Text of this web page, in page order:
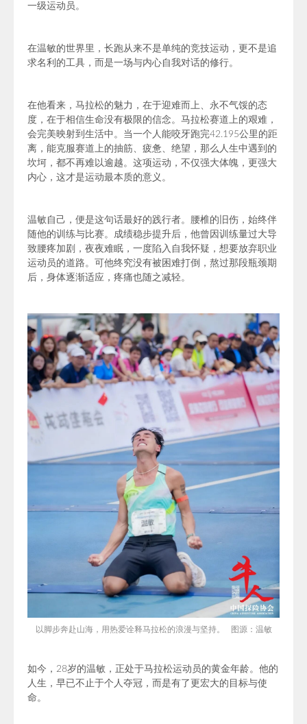
一级运动员。
在温敏的世界里，长跑从来不是单纯的竞技运动，更不是追
求名利的工具，而是一场与内心自我对话的修行。
在他看来，马拉松的魅力，在于迎难而上、永不气馁的态
度，在于相信生命没有极限的信念。马拉松赛道上的艰难，
会完美映射到生活中。当一个人能咬牙跑完42.195公里的距
离，能克服赛道上的抽筋、疲惫、绝望，那么人生中遇到的
坎坷，都不再难以逾越。这项运动，不仅强大体魄，更强大
内心，这才是运动最本质的意义。
温敏自己，便是这句话最好的践行者。腰椎的旧伤，始终伴
随他的训练与比赛。成绩稳步提升后，他曾因训练量过大导
致腰疼加剧，夜夜难眠，一度陷入自我怀疑，想要放弃职业
运动员的道路。可他终究没有被困难打倒，熬过那段瓶颈期
后，身体逐渐适应，疼痛也随之减轻。
以脚步奔赴山海，用热爱诠释马拉松的浪漫与坚持。 图源：温敏
如今，28岁的温敏，正处于马拉松运动员的黄金年龄。他的
人生，早已不止于个人夺冠，而是有了更宏大的目标与使
命。